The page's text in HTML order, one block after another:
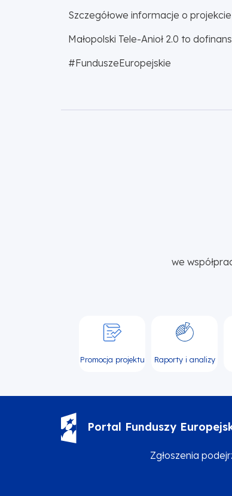
Szczegółowe informacje o
Małopolski Tele-Anioł 2.0 to
#FunduszeEuropejskie
we
Promocja projektu Raporty i analizy
Portal Funduszy
Zgłoszenia